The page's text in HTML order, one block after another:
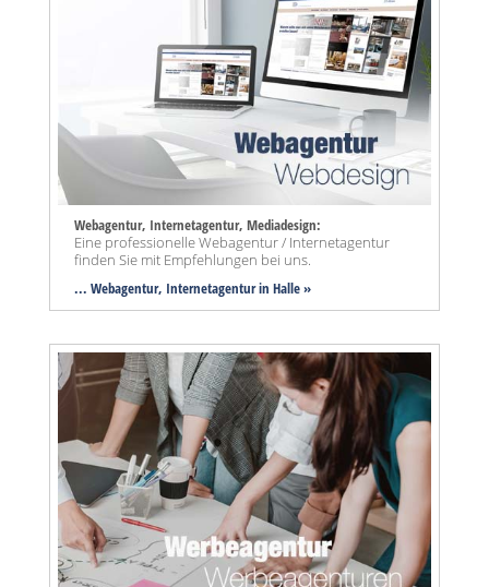
Webagentur, Internetagentur, Mediadesign:
Eine professionelle Webagentur / Internetagentur
finden Sie mit Empfehlungen bei uns.
... Webagentur, Internetagentur in Halle »